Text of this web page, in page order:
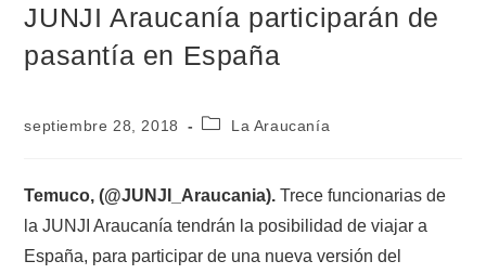
JUNJI Araucanía participarán de
pasantía en España
septiembre 28, 2018 La Araucanía
Temuco, (@JUNJI_Araucania). Trece funcionarias de
la JUNJI Araucanía tendrán la posibilidad de viajar a
España, para participar de una nueva versión del